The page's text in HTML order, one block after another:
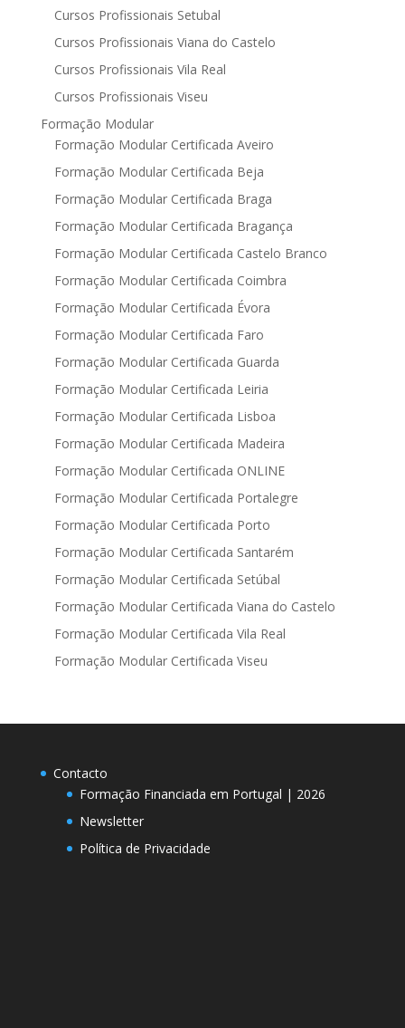
Cursos Profissionais Setubal
Cursos Profissionais Viana do Castelo
Cursos Profissionais Vila Real
Cursos Profissionais Viseu
Formação Modular
Formação Modular Certificada Aveiro
Formação Modular Certificada Beja
Formação Modular Certificada Braga
Formação Modular Certificada Bragança
Formação Modular Certificada Castelo Branco
Formação Modular Certificada Coimbra
Formação Modular Certificada Évora
Formação Modular Certificada Faro
Formação Modular Certificada Guarda
Formação Modular Certificada Leiria
Formação Modular Certificada Lisboa
Formação Modular Certificada Madeira
Formação Modular Certificada ONLINE
Formação Modular Certificada Portalegre
Formação Modular Certificada Porto
Formação Modular Certificada Santarém
Formação Modular Certificada Setúbal
Formação Modular Certificada Viana do Castelo
Formação Modular Certificada Vila Real
Formação Modular Certificada Viseu
Contacto
Formação Financiada em Portugal | 2026
Newsletter
Política de Privacidade